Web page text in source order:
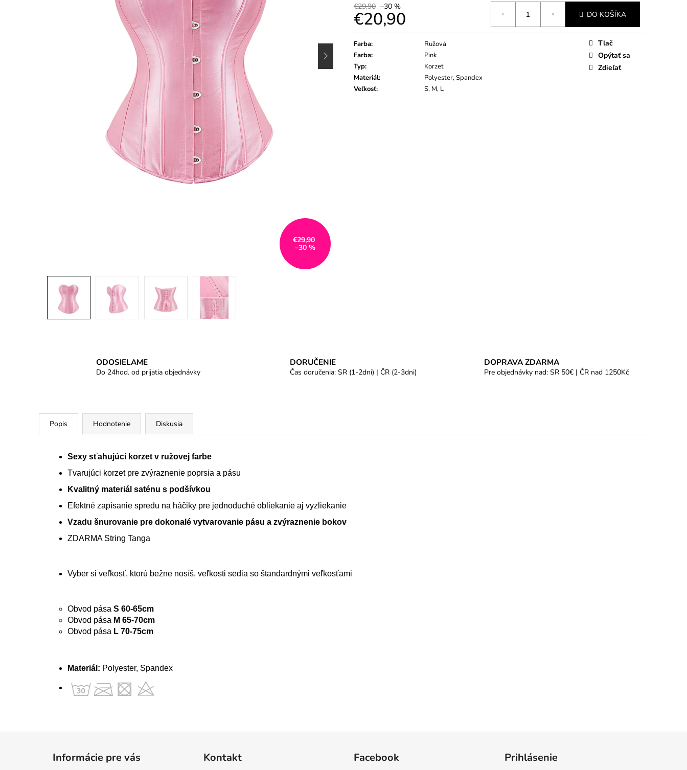
€29,90 –30 %
€20,90
Jednotková
cena:
DO KOŠÍKA
Farba:
Ružová
Farba:
Pink
Typ:
Korzet
Materiál:
Polyester, Spandex
Veľkosť: S, M, L
Tlač
Opýtať sa
Zdieľať
€29,90
–30 %
ODOSIELAME
Do 24hod. od prijatia objednávky
DORUČENIE
Čas doručenia: SR (1-2dni) | ČR (2-3dni)
DOPRAVA ZDARMA
Pre objednávky nad: SR 50€ | ČR nad 1250Kč
Popis Hodnotenie Diskusia
Sexy sťahujúci korzet v ružovej farbe
Tvarujúci korzet pre zvýraznenie poprsia a pásu
Kvalitný materiál saténu s podšívkou
Efektné zapísanie spredu na háčiky pre jednoduché obliekanie aj vyzliekanie
Vzadu šnurovanie pre dokonalé vytvarovanie pásu a zvýraznenie bokov
ZDARMA String Tanga
Vyber si veľkosť, ktorú bežne nosíš, veľkosti sedia so štandardnými veľkosťami
Obvod pása S 60-65cm
Obvod pása M 65-70cm
Obvod pása L 70-75cm
Materiál: Polyester, Spandex
Informácie pre vás Kontakt Facebook Prihlásenie